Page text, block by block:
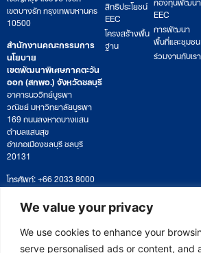
We value your privacy
We use cookies to enhance your
serve personalised ads or content, and
เขตบางรัก กรุงเทพมหานคร
10500
สำนักงานคณะกรรมการ
นโยบาย
เขตพัฒนาพิเศษภาคตะวัน
ออก (สกพอ.) จังหวัดชลบุรี
อาคารนววิทย์บูรพา
วณิชย์ มหาวิทยาลัยบูรพา
169 ถนนลงหาดบางแสน
ตำบลแสนสุข
อำเภอเมืองชลบุรี ชลบุรี
20131
โทรศัพท์: +66 2033 8000
เวลาทำการ: จันทร์ – ศุกร์
09:00 – 17:00 น.
ติดตามหนังสือหรือยื่นเอกสาร
saraban@eeco.or.th
สิทธิประโยชน์
EEC
โครงสร้างพื้น
ฐาน
EEC
การพัฒนา
พื้นที่และชุมชน
ร่วมงานกับเรา